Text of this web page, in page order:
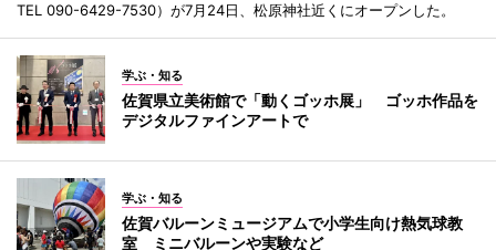
TEL 090-6429-7530）が7月24日、松原神社近くにオープンした。
学ぶ・知る
佐賀県立美術館で「動くゴッホ展」 ゴッホ作品を
デジタルファインアートで
学ぶ・知る
佐賀バルーンミュージアムで小学生向け熱気球教
室 ミニバルーンや実験など